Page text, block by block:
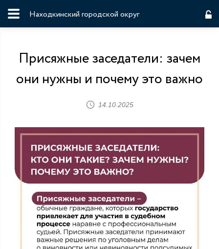
Находкинский городской округ
Присяжные заседатели: зачем
они нужны и почему это важно
14.10.2025